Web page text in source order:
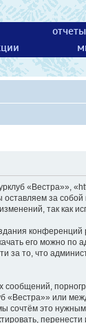
«Вестра»»,
за
так как
его можно по
за то, что
«Вестра»» или
сочтём это